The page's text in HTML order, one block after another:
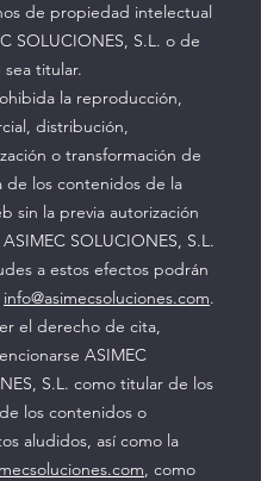
de propiedad intelectual
SOLUCIONES, S.L. o de
titular.
la reproducción,
distribución,
o transformación de
de los contenidos de la
sin la previa autorización
SOLUCIONES, S.L.
a estos efectos podrán
info@asimecsoluciones.com.
el derecho de cita,
ASIMEC
S.L. como titular de los
los contenidos o
aludidos, así como la
, como